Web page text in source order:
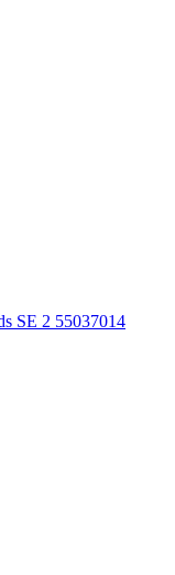
SE 2 55037014